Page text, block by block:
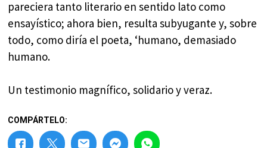
pareciera tanto literario en sentido lato como
ensayístico; ahora bien, resulta subyugante y, sobre
todo, como diría el poeta, ‘humano, demasiado
humano.
Un testimonio magnífico, solidario y veraz.
COMPÁRTELO: